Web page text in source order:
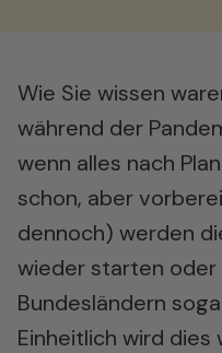
Wie Sie wissen
während der
wenn alles nach
schon, aber
dennoch) werden
wieder starten oder
Bundesländern
Einheitlich wird